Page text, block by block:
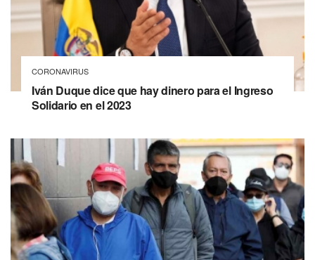
CORONAVIRUS
Iván Duque dice que hay dinero para el Ingreso
Solidario en el 2023